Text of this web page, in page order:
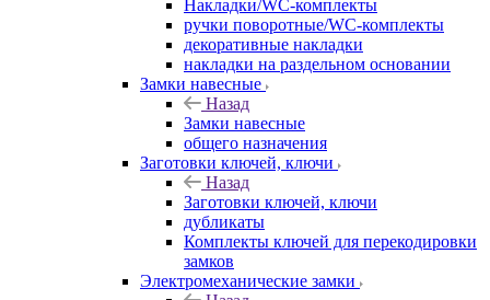
Накладки/WC-комплекты
ручки поворотные/WC-комплекты
декоративные накладки
накладки на раздельном основании
Замки навесные
Назад
Замки навесные
общего назначения
Заготовки ключей, ключи
Назад
Заготовки ключей, ключи
дубликаты
Комплекты ключей для перекодировки
замков
Электромеханические замки